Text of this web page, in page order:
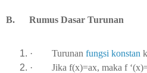
B. Rumus Dasar Turunan
· Turunan fungsi konstan
·
Jika f(x)=ax, maka f